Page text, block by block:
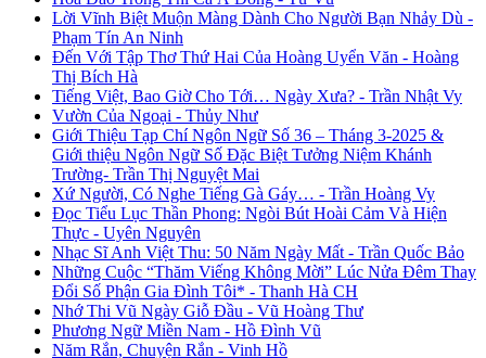
Lời Vĩnh Biệt Muộn Màng Dành Cho Người Bạn Nhảy Dù -
Phạm Tín An Ninh
Đến Với Tập Thơ Thứ Hai Của Hoàng Uyển Văn - Hoàng
Thị Bích Hà
Tiếng Việt, Bao Giờ Cho Tới… Ngày Xưa? - Trần Nhật Vy
Vườn Của Ngoại - Thủy Như
Giới Thiệu Tạp Chí Ngôn Ngữ Số 36 – Tháng 3-2025 &
Giới thiệu Ngôn Ngữ Số Đặc Biệt Tưởng Niệm Khánh
Trường- Trần Thị Nguyệt Mai
Xứ Người, Có Nghe Tiếng Gà Gáy… - Trần Hoàng Vy
Đọc Tiểu Lục Thần Phong: Ngòi Bút Hoài Cảm Và Hiện
Thực - Uyên Nguyên
Nhạc Sĩ Anh Việt Thu: 50 Năm Ngày Mất - Trần Quốc Bảo
Những Cuộc “Thăm Viếng Không Mời” Lúc Nửa Đêm Thay
Đổi Số Phận Gia Đình Tôi* - Thanh Hà CH
Nhớ Thi Vũ Ngày Giỗ Đầu - Vũ Hoàng Thư
Phương Ngữ Miền Nam - Hồ Đình Vũ
Năm Rắn, Chuyện Rắn - Vinh Hồ